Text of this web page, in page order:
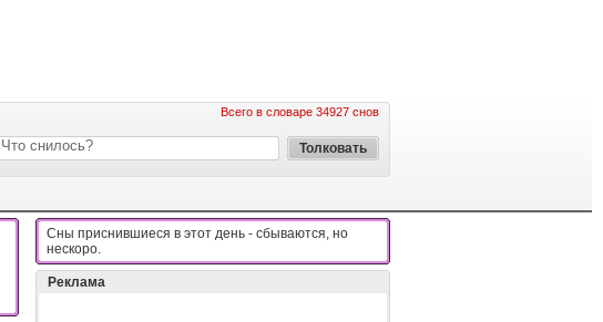
Всего в словаре 34927 снов
Сны приснившиеся в этот день - cбывaютcя, нo
нecкopo.
Реклама